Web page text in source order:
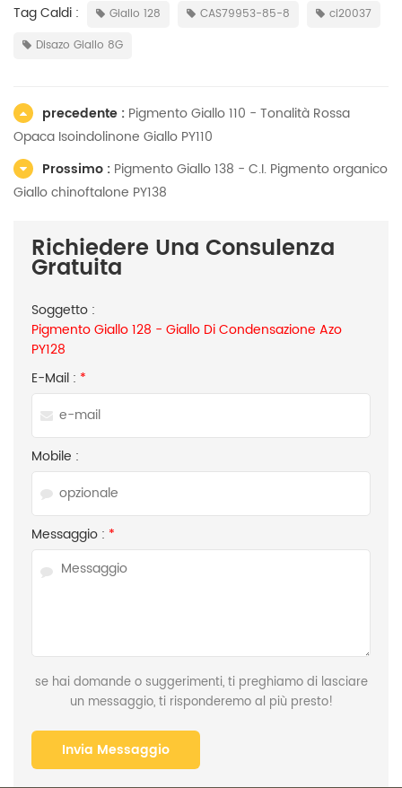
Tag Caldi : Giallo 128 CAS79953-85-8
ci20037
Disazo Giallo 8G
precedente : Pigmento Giallo 110 - Tonalità Rossa
Opaca Isoindolinone Giallo PY110
Prossimo : Pigmento Giallo 138 - C.I. Pigmento organico
Giallo chinoftalone PY138
Richiedere Una Consulenza
Gratuita
Soggetto :
Pigmento Giallo 128 - Giallo Di Condensazione Azo
PY128
E-Mail : *
Mobile :
Messaggio : *
se hai domande o suggerimenti, ti preghiamo di lasciare
un messaggio, ti risponderemo al più presto!